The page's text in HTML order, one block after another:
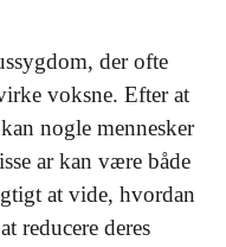
der ofte
voksne. Efter at
nogle mennesker
ar kan være både
at vide, hvordan
reducere deres